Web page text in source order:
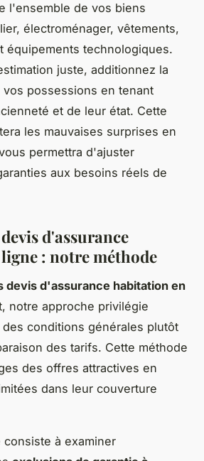
l'ensemble de vos biens
électroménager, vêtements,
équipements technologiques.
juste, additionnez la
possessions en tenant
et de leur état. Cette
les mauvaises surprises en
permettra d'ajuster
aux besoins réels de
d'assurance
: notre méthode
devis d'assurance habitation en
notre approche privilégie
conditions générales plutôt
des tarifs. Cette méthode
des offres attractives en
dans leur couverture
consiste à examiner